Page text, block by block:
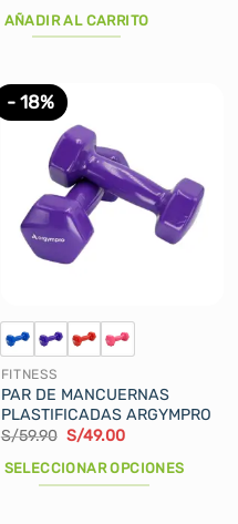
original
era:
actual
AÑADIR AL CARRITO
- 18%
FITNESS
PAR DE MANCUERNAS
PLASTIFICADAS ARGYMPRO
S/59.90 El
original
era:
S/49.00El
actual
es:
SELECCIONAR OPCIONES